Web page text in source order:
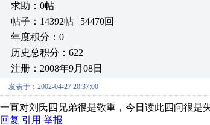
求助：0帖
帖子：14392帖 | 54470回
年度积分：0
历史总积分：622
注册：2008年9月08日
发表于：2002-04-27 20:37:00
一直对刘氏四兄弟很是敬重，今日读此四问很是
回复 引用 举报